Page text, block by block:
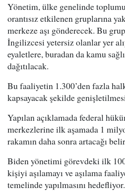
Yönetim, ülke genelinde
orantısız etkilenen gruplarına
merkeze aşı gönderecek. Bu
İngilizcesi yetersiz olanlar yer
eyaletlere, buradan da kamu
dağıtılacak.
Bu faaliyetin 1.300’den fazla
kapsayacak şekilde
Yapılan açıklamada federal
merkezlerine ilk aşamada 1
rakamın daha sonra artacağı
Biden yönetimi görevdeki ilk
kişiyi aşılamayı ve aşılama
temelinde yapılmasını hedefliyor.